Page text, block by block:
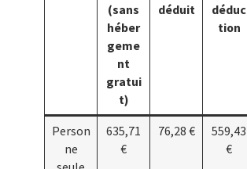
(sans
héber
geme
nt
gratui
t)
déduit
déduc
tion
Person
ne
635,71
€
76,28 €
559,43
€